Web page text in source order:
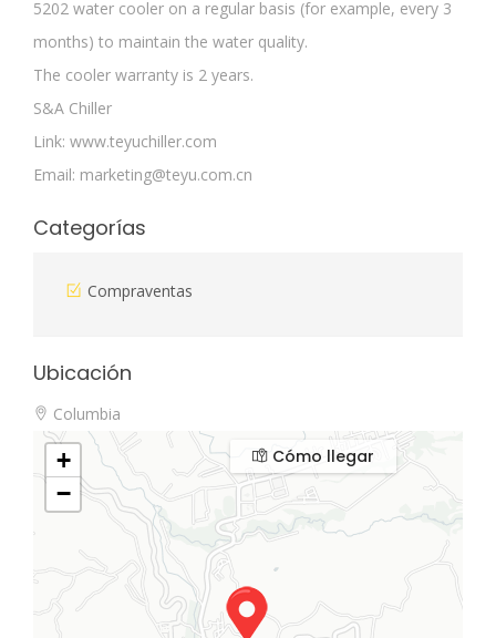
5202 water cooler on a regular basis (for example, every 3
months) to maintain the water quality.
The cooler warranty is 2 years.
S&A Chiller
Link: www.teyuchiller.com
Email: marketing@teyu.com.cn
Categorías
Compraventas
Ubicación
Columbia
+
−
Cómo llegar